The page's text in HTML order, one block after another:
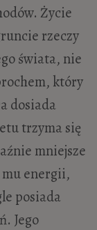
Życie
rzeczy
świata, nie
który
dosiada
trzyma się
mniejsze
mu energii,
posiada
Jego